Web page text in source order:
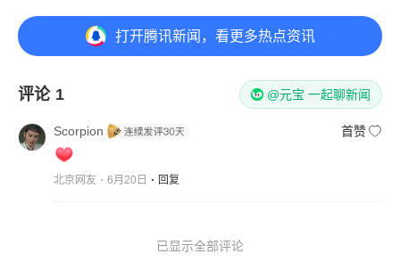
打开腾讯新闻，看更多热点资讯
评论 1 @元宝 一起聊新闻
Scorpion 首赞
北京网友 6月20日 回复
已显示全部评论